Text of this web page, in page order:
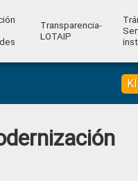
Transparencia-
LOTAIP